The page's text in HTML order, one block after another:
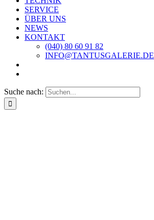
SERVICE
ÜBER UNS
NEWS
KONTAKT
(040) 80 60 91 82
INFO@TANTUSGALERIE.DE
Suche nach: